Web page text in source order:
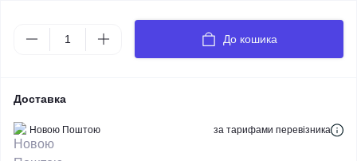
До кошика
Доставка
Новою Поштою за тарифами перевізника